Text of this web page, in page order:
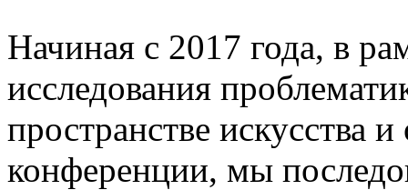
Начиная с 2017 года, в
исследования
пространстве искусства
конференции, мы